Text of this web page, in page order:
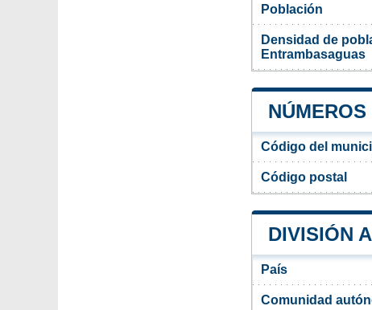
Población
Densidad de
Entrambasaguas
Código del
Código postal
DIVISIÓN
País
Comunidad